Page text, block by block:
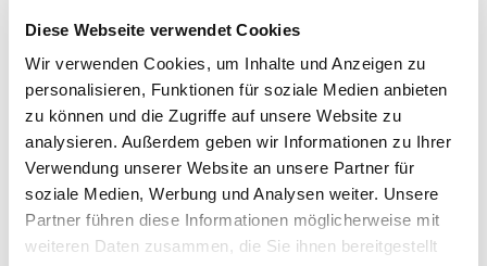
Diese Webseite verwendet Cookies
Wir verwenden Cookies, um Inhalte und Anzeigen zu
personalisieren, Funktionen für soziale Medien anbieten
zu können und die Zugriffe auf unsere Website zu
analysieren. Außerdem geben wir Informationen zu Ihrer
Verwendung unserer Website an unsere Partner für
soziale Medien, Werbung und Analysen weiter. Unsere
Partner führen diese Informationen möglicherweise mit
weiteren Daten zusammen, die Sie ihnen bereitgestellt